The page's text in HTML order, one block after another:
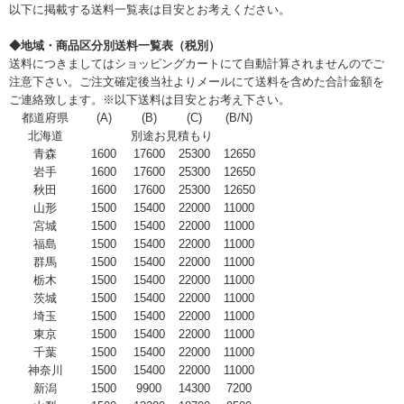
以下に掲載する送料一覧表は目安とお考えください。
◆地域・商品区分別送料一覧表（税別）
送料につきましてはショッピングカートにて自動計算されませんのでご
注意下さい。ご注文確定後当社よりメールにて送料を含めた合計金額を
ご連絡致します。※以下送料は目安とお考え下さい。
都道府県
(A) (B) (C)
(B/N)
北海道
別途お見積もり
青森
1600 17600 25300
12650
岩手
1600 17600 25300
12650
秋田
1600 17600 25300
12650
山形
1500 15400 22000
11000
宮城
1500 15400 22000
11000
福島
1500 15400 22000
11000
群馬
1500 15400 22000
11000
栃木
1500 15400 22000
11000
茨城
1500 15400 22000
11000
埼玉
1500 15400 22000
11000
東京
1500 15400 22000
11000
千葉
1500 15400 22000
11000
神奈川
1500 15400 22000
11000
新潟
1500 9900 14300
7200